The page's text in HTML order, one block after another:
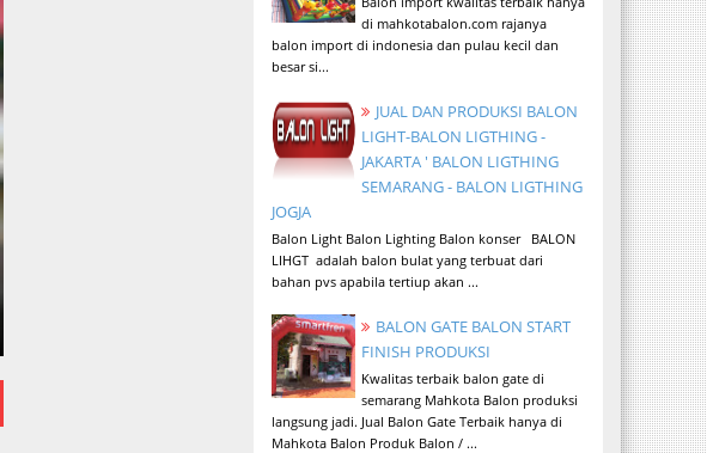
di mahkotabalon.com rajanya
balon import di indonesia dan pulau kecil dan
besar si...
JUAL DAN PRODUKSI BALON
LIGHT-BALON LIGTHING -
JAKARTA ' BALON LIGTHING
SEMARANG - BALON LIGTHING
JOGJA
Balon Light Balon Lighting Balon konser BALON
LIHGT adalah balon bulat yang terbuat dari
bahan pvs apabila tertiup akan ...
BALON GATE BALON START
FINISH PRODUKSI
Kwalitas terbaik balon gate di
semarang Mahkota Balon produksi
langsung jadi. Jual Balon Gate Terbaik hanya di
Mahkota Balon Produk Balon / ...